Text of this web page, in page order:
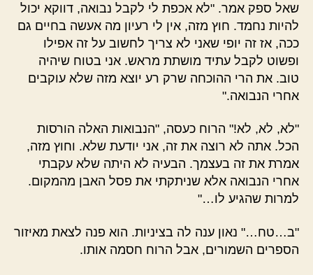
שאל ספק אמר. "לא אכפת לי לקבל נבואה, דווקא יכול
להיות נחמד. חוץ מזה, אין לי רעיון מה אעשה בחיים גם
ככה, אז זה יופי שאני לא צריך לחשוב על זה אפילו
ופשוט לקבל עתיד מושתת מראש. אני בטוח שיהיה
טוב. את הרי ההוכחה שרק רע יוצא מזה שלא עוקבים
אחרי הנבואה."
"לא, לא, לא!" הרוח כעסה, "הנבואות האלה הורסות
הכל. אתה לא רוצה את זה, אני יודעת שלא. וחוץ מזה,
אמרת את זה בעצמך. הבעיה לא היתה שלא עקבתי
אחרי הנבואה אלא שניתקתי את פסל האבן מהמקום.
למרות שהגיע לו…"
"ב…טח…" נאון ענה לה בציניות. הוא פנה לצאת מאיזור
הספרים השמורים, אבל הרוח חסמה אותו.